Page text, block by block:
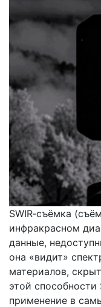
SWIR‑съёмка
инфракрасном
данные,
она «видит»
материалов,
этой способности
применение в